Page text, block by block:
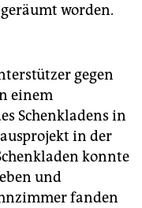
worden.
gegen
einem
Schenkladens in
in der
konnte
und
fanden